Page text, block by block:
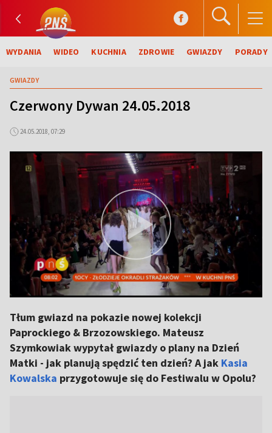
WYDANIA WIDEO KUCHNIA ZDROWIE GWIAZDY PORADY
GWIAZDY
Czerwony Dywan 24.05.2018
24.05.2018, 07:29
Tłum gwiazd na pokazie nowej kolekcji
Paprockiego & Brzozowskiego. Mateusz
Szymkowiak wypytał gwiazdy o plany na Dzień
Matki - jak planują spędzić ten dzień? A jak Kasia
Kowalska przygotowuje się do Festiwalu w Opolu?